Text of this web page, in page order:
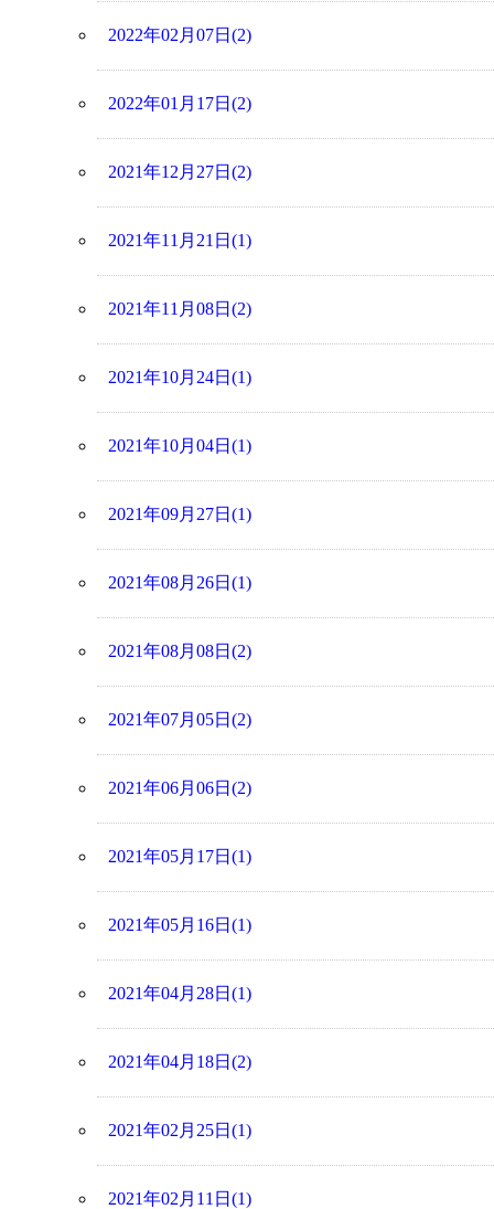
2022年02月07日(2)
2022年01月17日(2)
2021年12月27日(2)
2021年11月21日(1)
2021年11月08日(2)
2021年10月24日(1)
2021年10月04日(1)
2021年09月27日(1)
2021年08月26日(1)
2021年08月08日(2)
2021年07月05日(2)
2021年06月06日(2)
2021年05月17日(1)
2021年05月16日(1)
2021年04月28日(1)
2021年04月18日(2)
2021年02月25日(1)
2021年02月11日(1)